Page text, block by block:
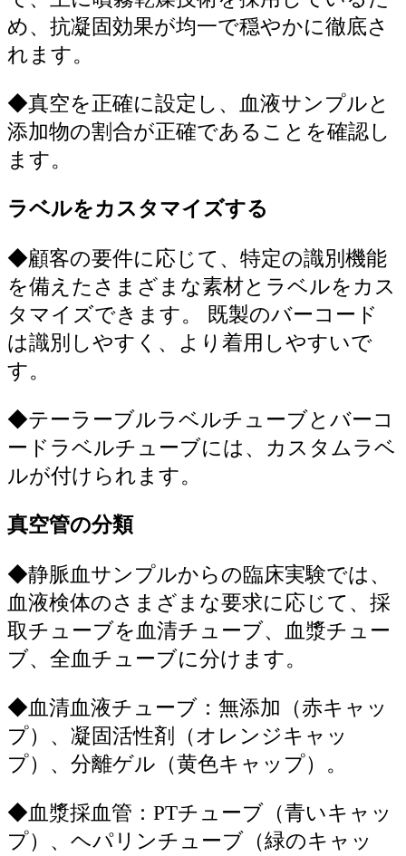
め、抗凝固効果が均一で穏やかに徹底さ
れます。
◆真空を正確に設定し、血液サンプルと
添加物の割合が正確であることを確認し
ます。
ラベルをカスタマイズする
◆顧客の要件に応じて、特定の識別機能
を備えたさまざまな素材とラベルをカス
タマイズできます。 既製のバーコード
は識別しやすく、より着用しやすいで
す。
◆テーラーブルラベルチューブとバーコ
ードラベルチューブには、カスタムラベ
ルが付けられます。
真空管の分類
◆静脈血サンプルからの臨床実験では、
血液検体のさまざまな要求に応じて、採
取チューブを血清チューブ、血漿チュー
ブ、全血チューブに分けます。
◆血清血液チューブ：無添加（赤キャッ
プ）、凝固活性剤（オレンジキャッ
プ）、分離ゲル（黄色キャップ）。
◆血漿採血管：PTチューブ（青いキャッ
プ）、ヘパリンチューブ（緑のキャッ